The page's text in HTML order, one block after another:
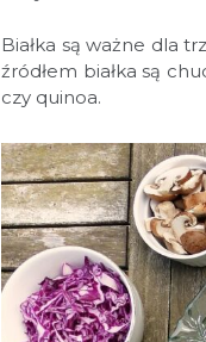
Białka są ważne dla
źródłem białka są
czy quinoa.